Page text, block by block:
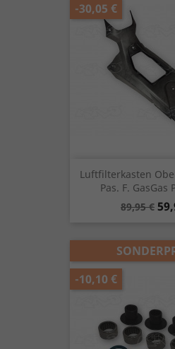
Luftfilterkasten
Pas. F. GasGas
89,95 €
-30,05 €
-10,10 €